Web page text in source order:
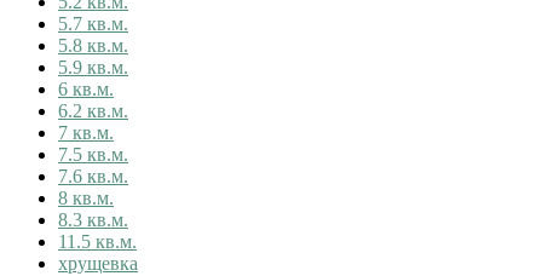
5.7 кв.м.
5.8 кв.м.
5.9 кв.м.
6 кв.м.
6.2 кв.м.
7 кв.м.
7.5 кв.м.
7.6 кв.м.
8 кв.м.
8.3 кв.м.
11.5 кв.м.
хрущевка